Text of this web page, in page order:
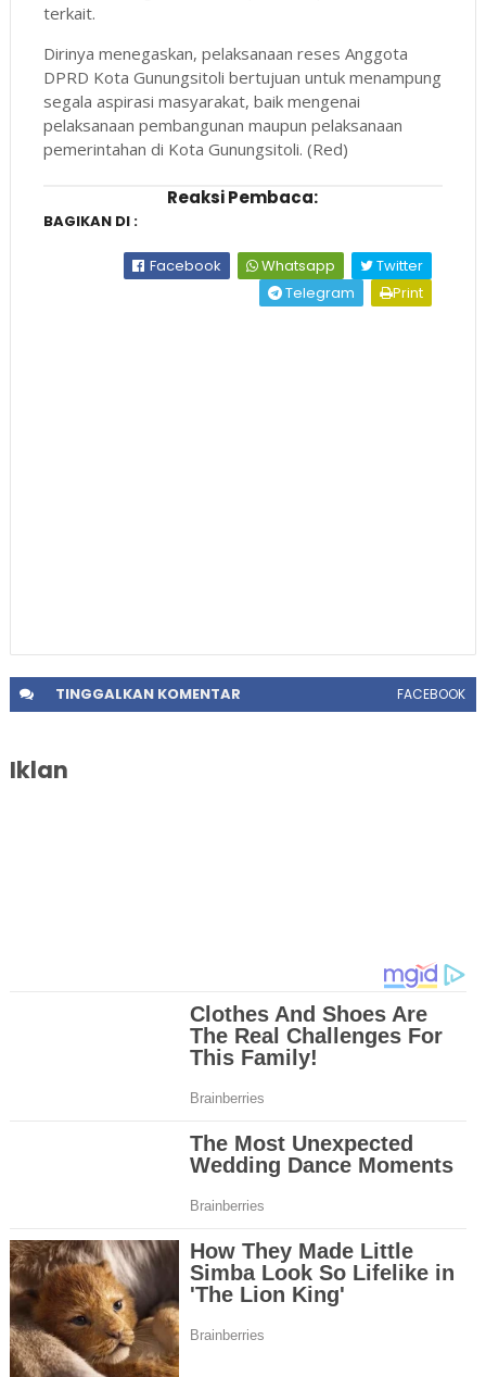
terkait.
Dirinya menegaskan, pelaksanaan reses Anggota
DPRD Kota Gunungsitoli bertujuan untuk menampung
segala aspirasi masyarakat, baik mengenai
pelaksanaan pembangunan maupun pelaksanaan
pemerintahan di Kota Gunungsitoli. (Red)
Reaksi Pembaca:
BAGIKAN DI :
Facebook Whatsapp
Twitter
Telegram
Print
TINGGALKANKOMENTAR FACEBOOK
Iklan